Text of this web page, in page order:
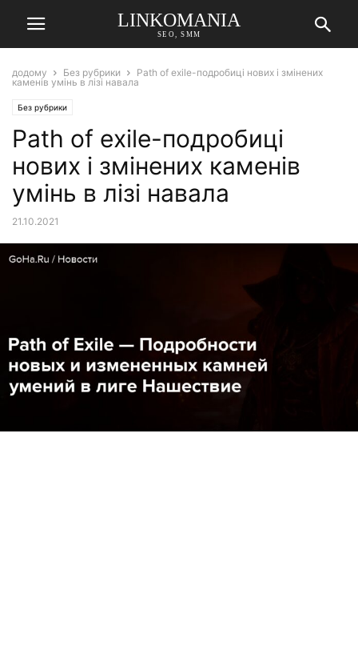
LINKOMANIA
SEO, SMM
додому Без рубрики
Path of exile-подробиці нових і змінених
каменів умінь в лізі навала
Без рубрики
Path of exile-подробиці
нових і змінених каменів
умінь в лізі навала
21.10.2021